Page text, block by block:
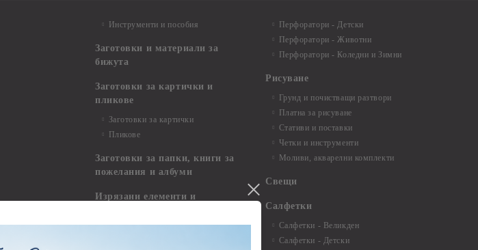
Инструменти и пособия
Заготовки и материали за
бижута
Заготовки за картички и
пликове
Заготовки за картички
Пликове
Заготовки за папки, книги за
пожелания и албуми
Изрязани елементи и
Перфоратори - Детски
Перфоратори - Животни
Перфоратори - Коледни и Зимни
Рисуване
Грунд и почистващи разтвори
Платна за рисуване
Стативи и поставки
Четки и инструменти
Моливи, акварелни комплекти
Свещи
Салфетки
Салфетки - Великден
Салфетки - Детски